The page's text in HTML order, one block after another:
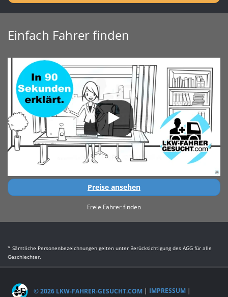
Einfach Fahrer finden
Preise ansehen
Freie Fahrer finden
* Sämtliche Personenbezeichnungen gelten unter Berücksichtigung des AGG für alle
Geschlechter.
© 2026 LKW-FAHRER-GESUCHT.COM | IMPRESSUM |